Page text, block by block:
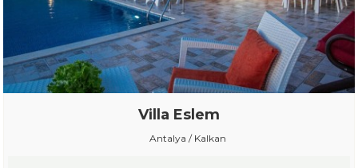
Villa Eslem
Antalya / Kalkan